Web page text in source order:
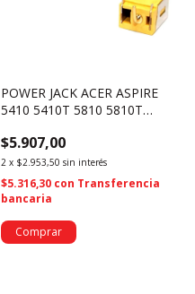
POWER JACK ACER ASPIRE
5410 5410T 5810 5810T
(3184)
$5.907,00
2 x $2.953,50 sin interés
$5.316,30 con Transferencia
bancaria